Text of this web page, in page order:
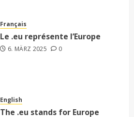
Français
Le .eu représente l’Europe
6. MÄRZ 2025 0
English
The .eu stands for Europe